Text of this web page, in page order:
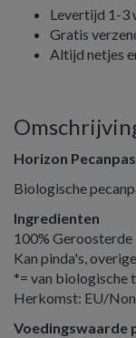
Levertijd 1-3
Gratis
Altijd netjes
Horizon
Biologische
Ingredienten
100%
Kan pinda's,
*= van biologische
Herkomst: EU/
Voedingswaarde